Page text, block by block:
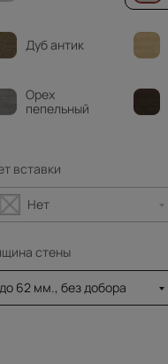
Дуб антик
Орех
пепельный
вставки
Нет
стены
до 62 мм., без добора